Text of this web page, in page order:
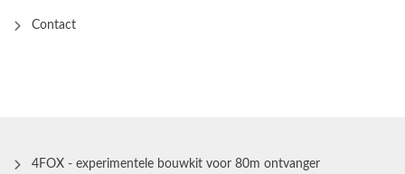
Contact
4FOX - experimentele bouwkit voor 80m ontvanger